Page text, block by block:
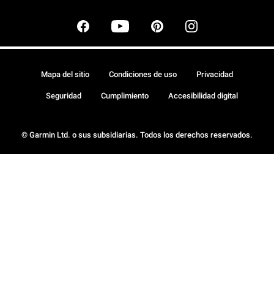
© Garmin Ltd. o sus subsidiarias. Todos los derechos reservados.
Mapa del sitio Condiciones de uso Privacidad
Seguridad Cumplimiento Accesibilidad digital